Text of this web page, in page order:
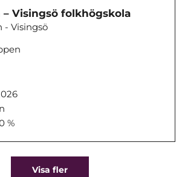
– Visingsö folkhögskola
- Visingsö
%
Visa fler